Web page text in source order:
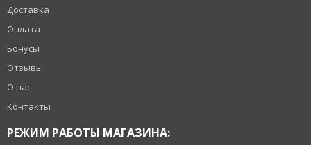
Доставка
Оплата
Бонусы
Отзывы
О нас
Контакты
РЕЖИМ РАБОТЫ МАГАЗИНА: